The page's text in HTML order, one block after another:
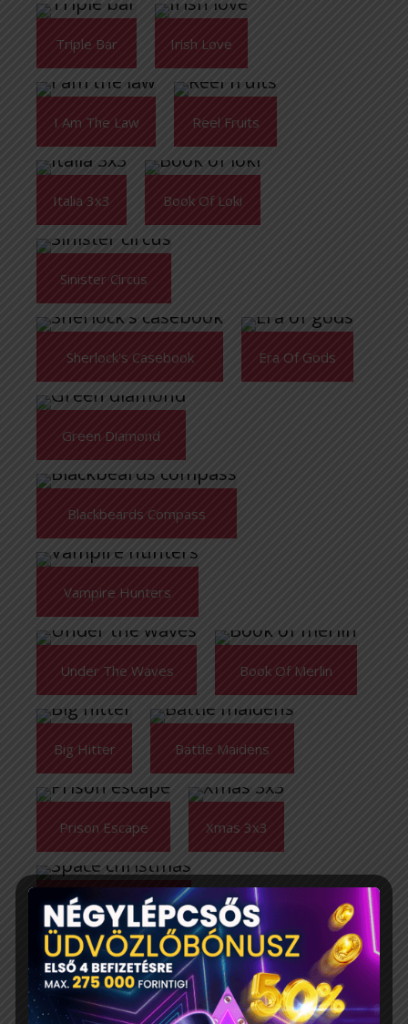
Triple Bar Irish Love
I Am The Law Reel Fruits
Italia 3x3 Book Of Loki
Sinister Circus
Sherlock's Casebook Era Of Gods
Green Diamond
Blackbeards Compass
Vampire Hunters
Under The Waves Book Of Merlin
Big Hitter Battle Maidens
Prison Escape Xmas 3x3
Space Christmas
The Da Vinci Device